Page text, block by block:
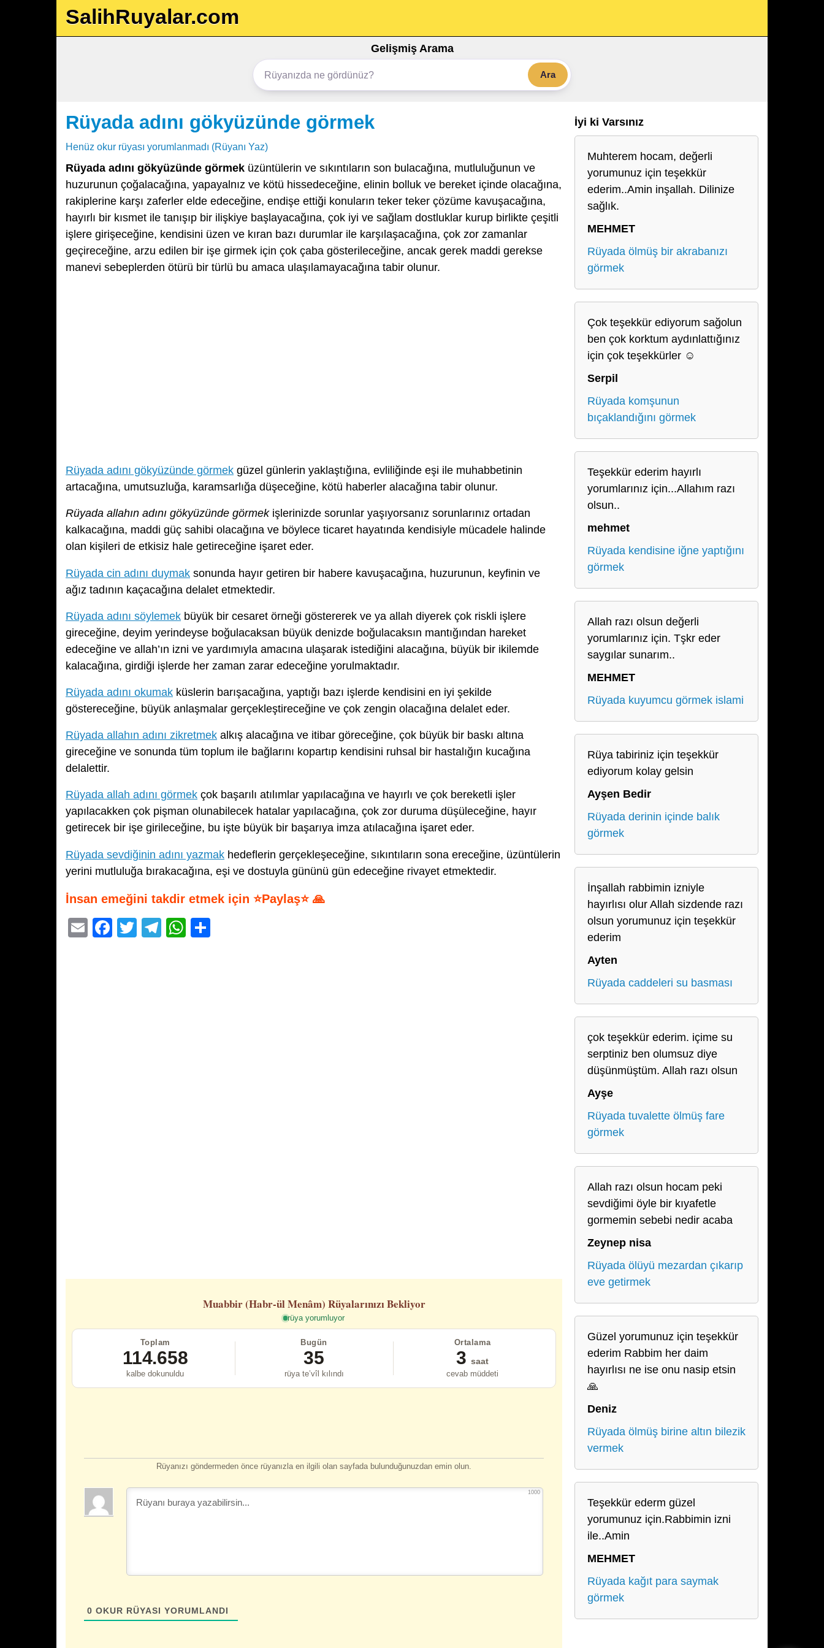
SalihRuyalar.com
Gelişmiş Arama
Ara
Rüyada adını gökyüzünde görmek
Henüz okur rüyası yorumlanmadı (Rüyanı Yaz)
Rüyada adını gökyüzünde görmek üzüntülerin ve sıkıntıların son bulacağına, mutluluğunun ve
huzurunun çoğalacağına, yapayalnız ve kötü hissedeceğine, elinin bolluk ve bereket içinde olacağına,
rakiplerine karşı zaferler elde edeceğine, endişe ettiği konuların teker teker çözüme kavuşacağına,
hayırlı bir kısmet ile tanışıp bir ilişkiye başlayacağına, çok iyi ve sağlam dostluklar kurup birlikte çeşitli
işlere girişeceğine, kendisini üzen ve kıran bazı durumlar ile karşılaşacağına, çok zor zamanlar
geçireceğine, arzu edilen bir işe girmek için çok çaba gösterileceğine, ancak gerek maddi gerekse
manevi sebeplerden ötürü bir türlü bu amaca ulaşılamayacağına tabir olunur.
Rüyada adını gökyüzünde görmek güzel günlerin yaklaştığına, evliliğinde eşi ile muhabbetinin
artacağına, umutsuzluğa, karamsarlığa düşeceğine, kötü haberler alacağına tabir olunur.
Rüyada allahın adını gökyüzünde görmekişlerinizde sorunlar yaşıyorsanız sorunlarınız ortadan
kalkacağına, maddi güç sahibi olacağına ve böylece ticaret hayatında kendisiyle mücadele halinde
olan kişileri de etkisiz hale getireceğine işaret eder.
Rüyada cin adını duymak sonunda hayır getiren bir habere kavuşacağına, huzurunun, keyfinin ve
ağız tadının kaçacağına delalet etmektedir.
Rüyada adını söylemek büyük bir cesaret örneği göstererek ve ya allah diyerek çok riskli işlere
gireceğine, deyim yerindeyse boğulacaksan büyük denizde boğulacaksın mantığından hareket
edeceğine ve allah’ın izni ve yardımıyla amacına ulaşarak istediğini alacağına, büyük bir ikilemde
kalacağına, girdiği işlerde her zaman zarar edeceğine yorulmaktadır.
Rüyada adını okumak küslerin barışacağına, yaptığı bazı işlerde kendisini en iyi şekilde
göstereceğine, büyük anlaşmalar gerçekleştireceğine ve çok zengin olacağına delalet eder.
Rüyada allahın adını zikretmek alkış alacağına ve itibar göreceğine, çok büyük bir baskı altına
gireceğine ve sonunda tüm toplum ile bağlarını kopartıp kendisini ruhsal bir hastalığın kucağına
delalettir.
Rüyada allah adını görmek çok başarılı atılımlar yapılacağına ve hayırlı ve çok bereketli işler
yapılacakken çok pişman olunabilecek hatalar yapılacağına, çok zor duruma düşüleceğine, hayır
getirecek bir işe girileceğine, bu işte büyük bir başarıya imza atılacağına işaret eder.
Rüyada sevdiğinin adını yazmak hedeflerin gerçekleşeceğine, sıkıntıların sona ereceğine, üzüntülerin
yerini mutluluğa bırakacağına, eşi ve dostuyla gününü gün edeceğine rivayet etmektedir.
İnsan emeğini takdir etmek için ⭐Paylaş⭐ 🙏
E
F
T
T
W
Muabbir (Habr-ül Menâm) Rüyalarınızı Bekliyor
rüya yorumluyor
Toplam
114.658
kalbe dokunuldu
Bugün
35
rüya te’vîl kılındı
Ortalama
3 saat
cevab müddeti
Rüyanızı göndermeden önce rüyanızla en ilgili olan sayfada bulunduğunuzdan emin olun.
1000
0 OKUR RÜYASI YORUMLANDI
İyi ki Varsınız
Muhterem hocam, değerli
yorumunuz için teşekkür
ederim..Amin inşallah. Dilinize
sağlık.
MEHMET
Rüyada ölmüş bir akrabanızı
görmek
Çok teşekkür ediyorum sağolun
ben çok korktum aydınlattığınız
için çok teşekkürler ☺️
Serpil
Rüyada komşunun
bıçaklandığını görmek
Teşekkür ederim hayırlı
yorumlarınız için...Allahım razı
olsun..
mehmet
Rüyada kendisine iğne yaptığını
görmek
Allah razı olsun değerli
yorumlarınız için. Tşkr eder
saygılar sunarım..
MEHMET
Rüyada kuyumcu görmek islami
Rüya tabiriniz için teşekkür
ediyorum kolay gelsin
Ayşen Bedir
Rüyada derinin içinde balık
görmek
İnşallah rabbimin izniyle
hayırlısı olur Allah sizdende razı
olsun yorumunuz için teşekkür
ederim
Ayten
Rüyada caddeleri su basması
çok teşekkür ederim. içime su
serptiniz ben olumsuz diye
düşünmüştüm. Allah razı olsun
Ayşe
Rüyada tuvalette ölmüş fare
görmek
Allah razı olsun hocam peki
sevdiğimi öyle bir kıyafetle
gormemin sebebi nedir acaba
Zeynep nisa
Rüyada ölüyü mezardan çıkarıp
eve getirmek
Güzel yorumunuz için teşekkür
ederim Rabbim her daim
hayırlısı ne ise onu nasip etsin
🙏
Deniz
Rüyada ölmüş birine altın bilezik
vermek
Teşekkür ederm güzel
yorumunuz için.Rabbimin izni
ile..Amin
MEHMET
Rüyada kağıt para saymak
görmek